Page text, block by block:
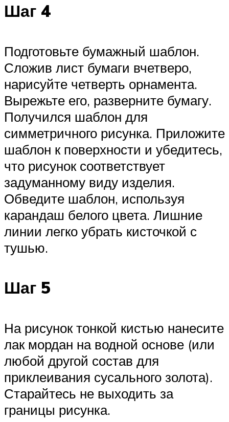
Шаг 4
Подготовьте бумажный шаблон.
Сложив лист бумаги вчетверо,
нарисуйте четверть орнамента.
Вырежьте его, разверните бумагу.
Получился шаблон для
симметричного рисунка. Приложите
шаблон к поверхности и убедитесь,
что рисунок соответствует
задуманному виду изделия.
Обведите шаблон, используя
карандаш белого цвета. Лишние
линии легко убрать кисточкой с
тушью.
Шаг 5
На рисунок тонкой кистью нанесите
лак мордан на водной основе (или
любой другой состав для
приклеивания сусального золота).
Старайтесь не выходить за
границы рисунка.